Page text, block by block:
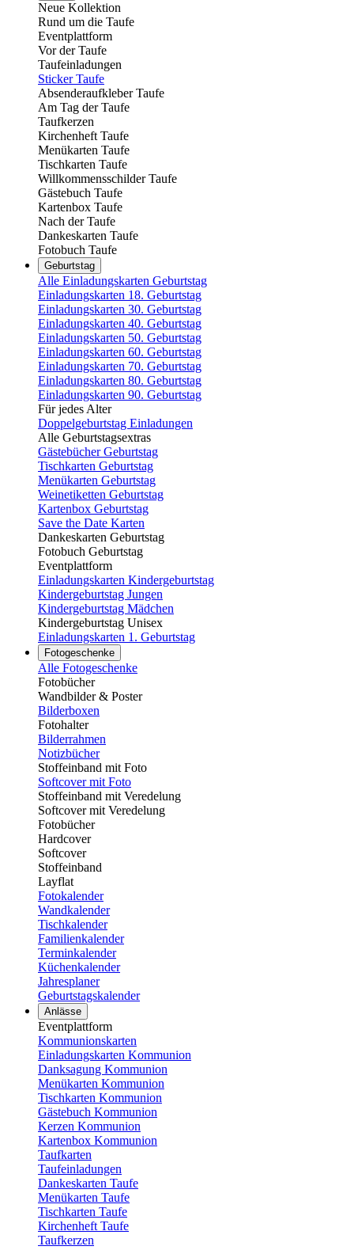
Neue Kollektion
Rund um die Taufe
Eventplattform
Vor der Taufe
Taufeinladungen
Sticker Taufe
Absenderaufkleber Taufe
Am Tag der Taufe
Taufkerzen
Kirchenheft Taufe
Menükarten Taufe
Tischkarten Taufe
Willkommensschilder Taufe
Gästebuch Taufe
Kartenbox Taufe
Nach der Taufe
Dankeskarten Taufe
Fotobuch Taufe
Geburtstag
Alle Einladungskarten Geburtstag
Einladungskarten 18. Geburtstag
Einladungskarten 30. Geburtstag
Einladungskarten 40. Geburtstag
Einladungskarten 50. Geburtstag
Einladungskarten 60. Geburtstag
Einladungskarten 70. Geburtstag
Einladungskarten 80. Geburtstag
Einladungskarten 90. Geburtstag
Für jedes Alter
Doppelgeburtstag Einladungen
Alle Geburtstagsextras
Gästebücher Geburtstag
Tischkarten Geburtstag
Menükarten Geburtstag
Weinetiketten Geburtstag
Kartenbox Geburtstag
Save the Date Karten
Dankeskarten Geburtstag
Fotobuch Geburtstag
Eventplattform
Einladungskarten Kindergeburtstag
Kindergeburtstag Jungen
Kindergeburtstag Mädchen
Kindergeburtstag Unisex
Einladungskarten 1. Geburtstag
Fotogeschenke
Alle Fotogeschenke
Fotobücher
Wandbilder & Poster
Bilderboxen
Fotohalter
Bilderrahmen
Notizbücher
Stoffeinband mit Foto
Softcover mit Foto
Stoffeinband mit Veredelung
Softcover mit Veredelung
Fotobücher
Hardcover
Softcover
Stoffeinband
Layflat
Fotokalender
Wandkalender
Tischkalender
Familienkalender
Terminkalender
Küchenkalender
Jahresplaner
Geburtstagskalender
Anlässe
Eventplattform
Kommunionskarten
Einladungskarten Kommunion
Danksagung Kommunion
Menükarten Kommunion
Tischkarten Kommunion
Gästebuch Kommunion
Kerzen Kommunion
Kartenbox Kommunion
Taufkarten
Taufeinladungen
Dankeskarten Taufe
Menükarten Taufe
Tischkarten Taufe
Kirchenheft Taufe
Taufkerzen